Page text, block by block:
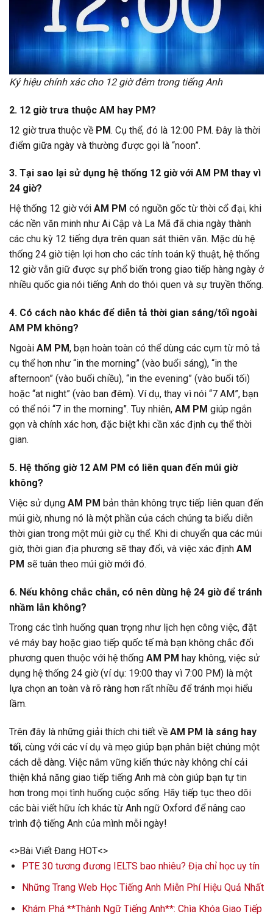
Ký hiệu chính xác cho 12 giờ đêm trong tiếng Anh
2. 12 giờ trưa thuộc AM hay PM?
12 giờ trưa thuộc về PM. Cụ thể, đó là 12:00 PM. Đây là thời
điểm giữa ngày và thường được gọi là “noon”.
3. Tại sao lại sử dụng hệ thống 12 giờ với AM PM thay vì
24 giờ?
Hệ thống 12 giờ với AM PM có nguồn gốc từ thời cổ đại, khi
các nền văn minh như Ai Cập và La Mã đã chia ngày thành
các chu kỳ 12 tiếng dựa trên quan sát thiên văn. Mặc dù hệ
thống 24 giờ tiện lợi hơn cho các tính toán kỹ thuật, hệ thống
12 giờ vẫn giữ được sự phổ biến trong giao tiếp hàng ngày ở
nhiều quốc gia nói tiếng Anh do thói quen và sự truyền thống.
4. Có cách nào khác để diễn tả thời gian sáng/tối ngoài
AM PM không?
Ngoài AM PM, bạn hoàn toàn có thể dùng các cụm từ mô tả
cụ thể hơn như “in the morning” (vào buổi sáng), “in the
afternoon” (vào buổi chiều), “in the evening” (vào buổi tối)
hoặc “at night” (vào ban đêm). Ví dụ, thay vì nói “7 AM”, bạn
có thể nói “7 in the morning”. Tuy nhiên, AM PM giúp ngắn
gọn và chính xác hơn, đặc biệt khi cần xác định cụ thể thời
gian.
5. Hệ thống giờ 12 AM PM có liên quan đến múi giờ
không?
Việc sử dụng AM PM bản thân không trực tiếp liên quan đến
múi giờ, nhưng nó là một phần của cách chúng ta biểu diễn
thời gian trong một múi giờ cụ thể. Khi di chuyển qua các múi
giờ, thời gian địa phương sẽ thay đổi, và việc xác định AM
PM sẽ tuân theo múi giờ mới đó.
6. Nếu không chắc chắn, có nên dùng hệ 24 giờ để tránh
nhầm lẫn không?
Trong các tình huống quan trọng như lịch hẹn công việc, đặt
vé máy bay hoặc giao tiếp quốc tế mà bạn không chắc đối
phương quen thuộc với hệ thống AM PM hay không, việc sử
dụng hệ thống 24 giờ (ví dụ: 19:00 thay vì 7:00 PM) là một
lựa chọn an toàn và rõ ràng hơn rất nhiều để tránh mọi hiểu
lầm.
Trên đây là những giải thích chi tiết về AM PM là sáng hay
tối, cùng với các ví dụ và mẹo giúp bạn phân biệt chúng một
cách dễ dàng. Việc nắm vững kiến thức này không chỉ cải
thiện khả năng giao tiếp tiếng Anh mà còn giúp bạn tự tin
hơn trong mọi tình huống cuộc sống. Hãy tiếp tục theo dõi
các bài viết hữu ích khác từ Anh ngữ Oxford để nâng cao
trình độ tiếng Anh của mình mỗi ngày!
<>Bài Viết Đang HOT<>
PTE 30 tương đương IELTS bao nhiêu? Địa chỉ học uy tín
Những Trang Web Học Tiếng Anh Miễn Phí Hiệu Quả Nhất
Khám Phá **Thành Ngữ Tiếng Anh**: Chìa Khóa Giao Tiếp